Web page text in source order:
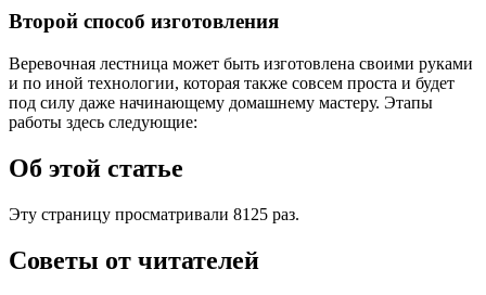
Второй способ изготовления
Веревочная лестница может быть изготовлена своими руками
и по иной технологии, которая также совсем проста и будет
под силу даже начинающему домашнему мастеру. Этапы
работы здесь следующие:
Об этой статье
Эту страницу просматривали 8125 раз.
Советы от читателей